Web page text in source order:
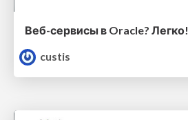
Веб-сервисы в Oracle? Легко!
custis